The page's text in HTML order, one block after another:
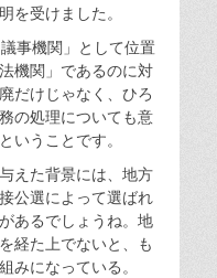
を受けました。
事機関」として位置
機関」であるのに対
だけじゃなく、ひろ
の処理についても意
いうことです。
えた背景には、地方
公選によって選ばれ
あるでしょうね。地
経た上でないと、も
みになっている。